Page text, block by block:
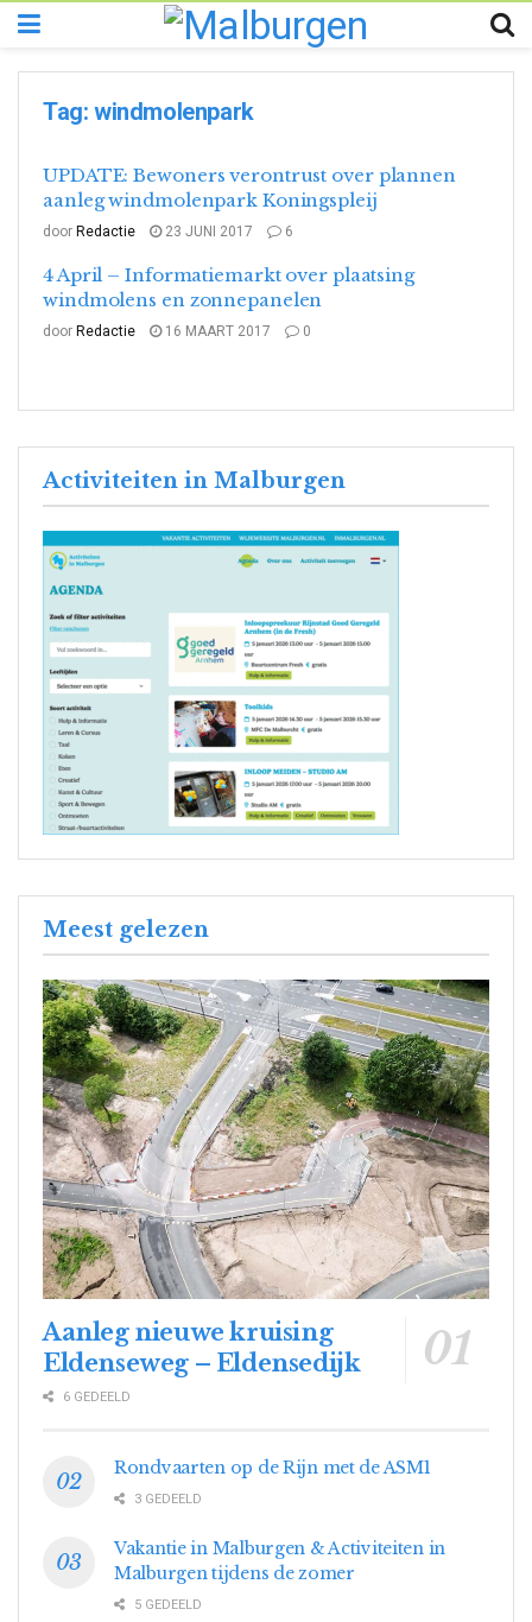
Tag: windmolenpark
UPDATE: Bewoners verontrust over plannen
aanleg windmolenpark Koningspleij
door Redactie 23 JUNI 2017 6
4 April – Informatiemarkt over plaatsing
windmolens en zonnepanelen
door Redactie 16 MAART 2017 0
Activiteiten in Malburgen
Meest gelezen
Aanleg nieuwe kruising
Eldenseweg – Eldensedijk
6 GEDEELD
Rondvaarten op de Rijn met de ASM1
3 GEDEELD
Vakantie in Malburgen & Activiteiten in
Malburgen tijdens de zomer
5 GEDEELD